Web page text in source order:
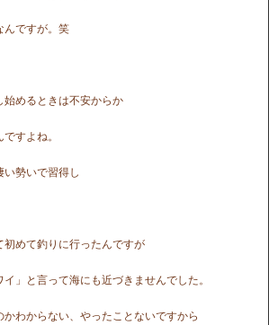
んですが。笑
始めるときは不安からか
すよね。
勢いで習得し
めて釣りに行ったんですが
」と言って海にも近づきませんでした。
わからない、やったことないですから